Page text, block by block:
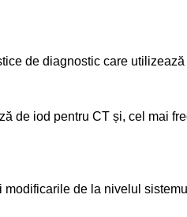
de diagnostic care
de iod pentru CT și, cel mai
de la nivelul